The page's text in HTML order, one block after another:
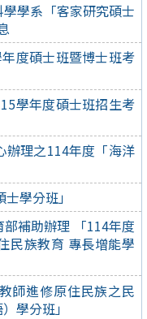
學系「客家研究碩士
度碩士班暨博士班考
學年度碩士班招生考
辦理之114年度「海洋
學分班」
補助辦理 「114年度
民族教育 專長增能學
師進修原住民族之民
學分班」